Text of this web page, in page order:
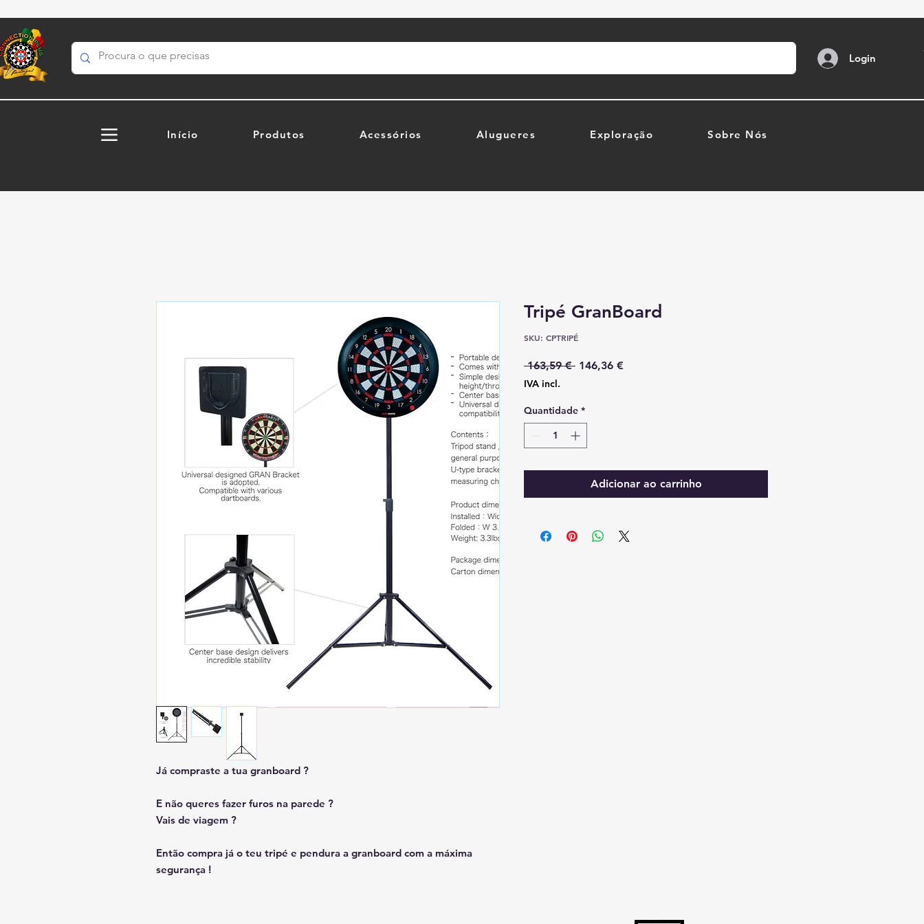
Login
Início Produtos Acessórios Alugueres Exploração Sobre Nós
Já compraste a tua granboard ?
E não queres fazer furos na parede ?
Vais de viagem ?
Então compra já o teu tripé e pendura a granboard com a máxima
segurança !
Tripé GranBoard
SKU: CPTRIPÉ
163,59 € Preço
146,36 €
IVA incl.
Quantidade *
Adicionar ao carrinho